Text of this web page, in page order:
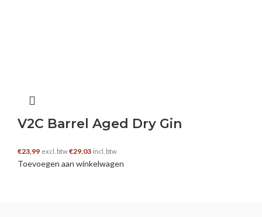
V2C Barrel Aged Dry Gin
€23,99 excl. btw€29,03 incl. btw
Toevoegen aan winkelwagen